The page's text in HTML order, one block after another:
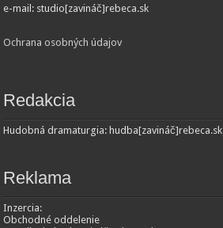
e-mail: studio[zavináč]rebeca.sk
Ochrana osobných údajov
Redakcia
Hudobná dramaturgia: hudba[zavináč]rebeca.sk
Reklama
Inzercia:
Obchodné oddelenie